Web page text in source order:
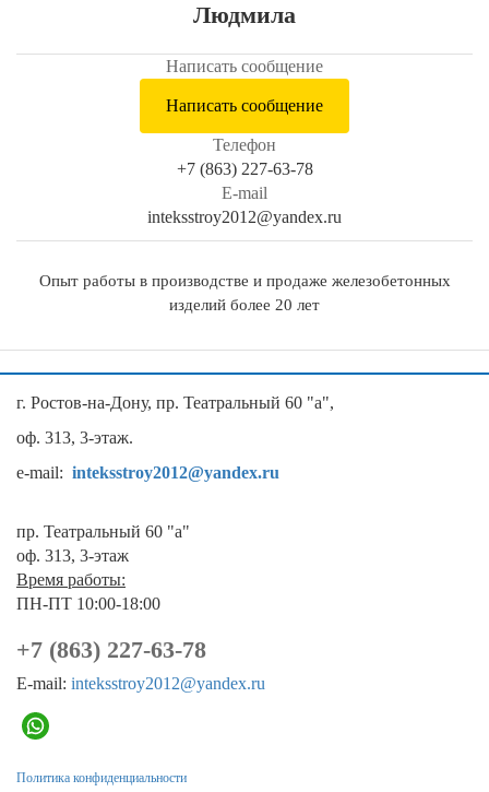
Людмила
Написать сообщение
Написать сообщение
Телефон
+7 (863) 227-63-78
E-mail
inteksstroy2012@yandex.ru
Опыт работы в производстве и продаже железобетонных
изделий более 20 лет
г. Ростов-на-Дону, пр. Театральный 60 "а",
оф. 313, 3-этаж.
e-mail: inteksstroy2012@yandex.ru
пр. Театральный 60 "а"
оф. 313, 3-этаж
Время работы:
ПН-ПТ 10:00-18:00
+7 (863) 227-63-78
E-mail: inteksstroy2012@yandex.ru
Политика конфиденциальности